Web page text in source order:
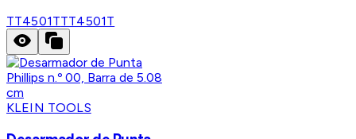
TT4501TTT4501T
KLEIN TOOLS